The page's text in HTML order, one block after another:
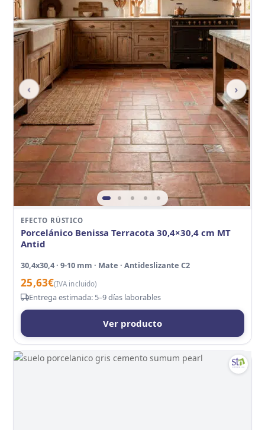
‹ ›
EFECTO RÚSTICO
Porcelánico Benissa Terracota 30,4×30,4 cm MT
Antid
30,4x30,4 · 9-10 mm · Mate · Antideslizante C2
25,63€(IVA incluido)
Entrega estimada: 5–9 días laborables
Ver producto